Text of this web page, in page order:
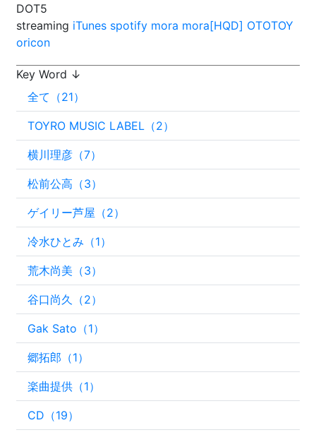
DOT5
streaming iTunes spotify mora mora[HQD] OTOTOY
oricon
Key Word ↓
全て（21）
TOYRO MUSIC LABEL（2）
横川理彦（7）
松前公高（3）
ゲイリー芦屋（2）
冷水ひとみ（1）
荒木尚美（3）
谷口尚久（2）
Gak Sato（1）
郷拓郎（1）
楽曲提供（1）
CD（19）